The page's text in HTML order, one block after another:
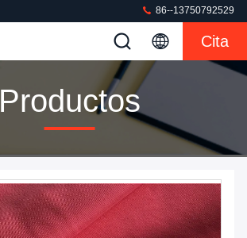
86--13750792529
Cita
Productos